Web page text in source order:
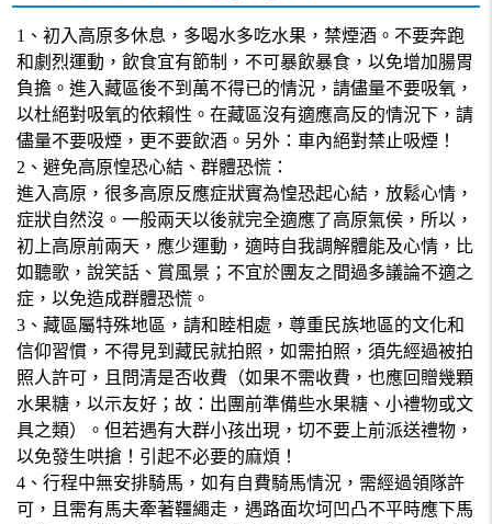
1、初入高原多休息，多喝水多吃水果，禁煙酒。不要奔跑
和劇烈運動，飲食宜有節制，不可暴飲暴食，以免增加腸胃
負擔。進入藏區後不到萬不得已的情況，請儘量不要吸氧，
以杜絕對吸氧的依賴性。在藏區沒有適應高反的情況下，請
儘量不要吸煙，更不要飲酒。另外：車內絕對禁止吸煙！
2、避免高原惶恐心結、群體恐慌：
進入高原，很多高原反應症狀實為惶恐起心結，放鬆心情，
症狀自然沒。一般兩天以後就完全適應了高原氣侯，所以，
初上高原前兩天，應少運動，適時自我調解體能及心情，比
如聽歌，說笑話、賞風景；不宜於團友之間過多議論不適之
症，以免造成群體恐慌。
3、藏區屬特殊地區，請和睦相處，尊重民族地區的文化和
信仰習慣，不得見到藏民就拍照，如需拍照，須先經過被拍
照人許可，且問清是否收費（如果不需收費，也應回贈幾顆
水果糖，以示友好；故：出團前準備些水果糖、小禮物或文
具之類）。但若遇有大群小孩出現，切不要上前派送禮物，
以免發生哄搶！引起不必要的麻煩！
4、行程中無安排騎馬，如有自費騎馬情況，需經過領隊許
可，且需有馬夫牽著韁繩走，遇路面坎坷凹凸不平時應下馬